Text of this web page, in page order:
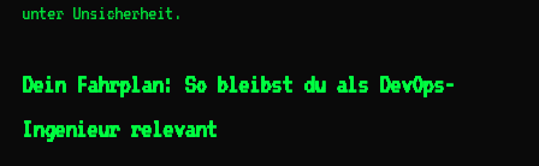
unter Unsicherheit.
Dein Fahrplan: So bleibst du als DevOps-
Ingenieur relevant